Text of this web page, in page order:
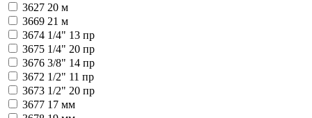
3627 20 м
3669 21 м
3674 1/4" 13 пр
3675 1/4" 20 пр
3676 3/8" 14 пр
3672 1/2" 11 пр
3673 1/2" 20 пр
3677 17 мм